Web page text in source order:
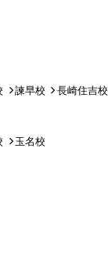
諫早校 長崎住吉校
玉名校